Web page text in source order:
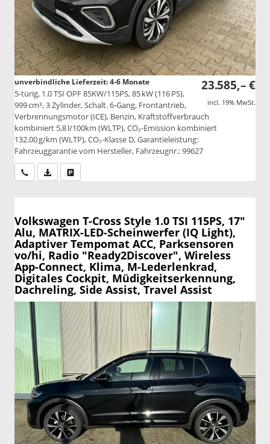
23.585,– €
incl. 19% MwSt.
unverbindliche Lieferzeit: 4-6 Monate
5-türig, 1.0 TSI OPF 85KW/115PS, 85 kW (116 PS),
999 cm³, 3 Zylinder, Schalt. 6-Gang, Frontantrieb,
Verbrennungsmotor (ICE), Benzin, Kraftstoffverbrauch
kombiniert 5,8 l/100km (WLTP), CO₂-Emission kombiniert
132.00 g/km (WLTP), CO₂-Klasse D, Garantieleistung:
Fahrzeuggarantie vom Hersteller, Fahrzeugnr.: 99627
Wir rufen Sie anPDF-Datei, Fahrzeugexposé drucken
Volkswagen T-Cross Style 1.0 TSI 115PS, 17"
Alu, MATRIX-LED-Scheinwerfer (IQ Light),
Adaptiver Tempomat ACC, Parksensoren
vo/hi, Radio "Ready2Discover", Wireless
App-Connect, Klima, M-Lederlenkrad,
Digitales Cockpit, Müdigkeitserkennung,
Dachreling, Side Assist, Travel Assist